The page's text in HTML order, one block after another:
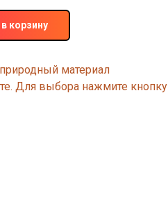
корзину
материал
Для выбора нажмите кнопку